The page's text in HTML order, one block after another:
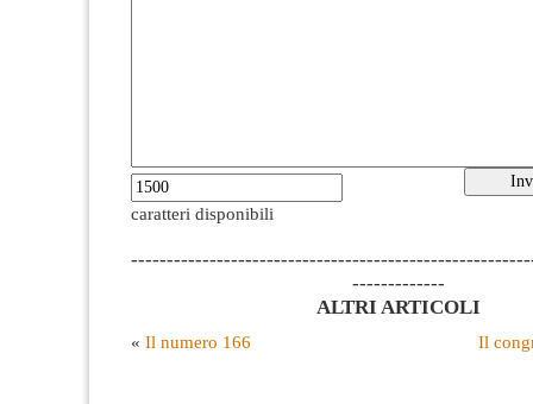
caratteri disponibili
-------------
ALTRI ARTICOLI
« Il numero 166 Il